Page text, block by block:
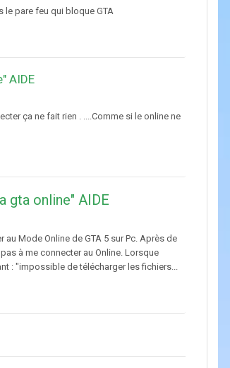
le pare feu qui bloque GTA
AIDE
ça ne fait rien . ....Comme si le online ne
gta online" AIDE
Mode Online de GTA 5 sur Pc. Après de
à me connecter au Online. Lorsque
: "impossible de télécharger les fichiers...